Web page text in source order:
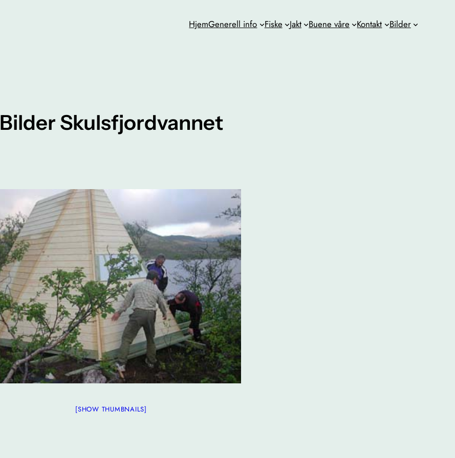
HjemGenerell info Fiske Jakt Buene våre Kontakt Bilder
Bilder Skulsfjordvannet
[SHOW THUMBNAILS]